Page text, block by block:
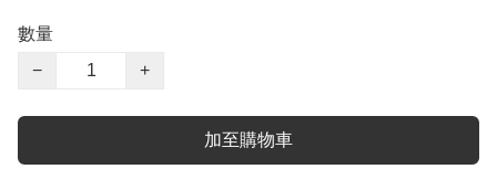
數量
−
+
加至購物車